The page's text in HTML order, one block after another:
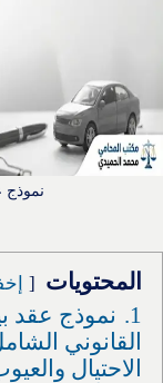
نموذج
المحتويات
1.
نموذج عقد
القانوني
الاحتيال